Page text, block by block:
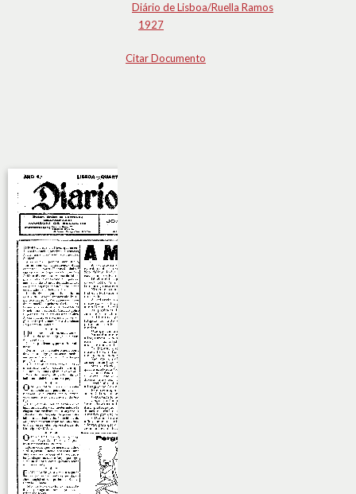
Diário de Lisboa/Ruella Ramos
1927
Citar Documento